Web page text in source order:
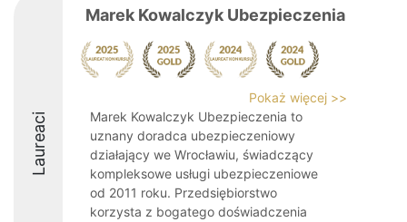
Laureaci
Marek Kowalczyk Ubezpieczenia
Pokaż więcej >>
Marek Kowalczyk Ubezpieczenia to
uznany doradca ubezpieczeniowy
działający we Wrocławiu, świadczący
kompleksowe usługi ubezpieczeniowe
od 2011 roku. Przedsiębiorstwo
korzysta z bogatego doświadczenia